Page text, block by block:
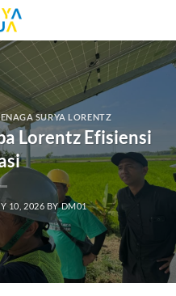
SURYA LORENTZ
Lorentz Efisiensi
10, 2026 BYDM01